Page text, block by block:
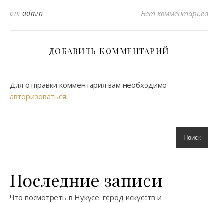
от admin Нет комментариев
ДОБАВИТЬ КОММЕНТАРИЙ
Для отправки комментария вам необходимо
авторизоваться.
Поиск
Последние записи
Что посмотреть в Нукусе: город искусств и